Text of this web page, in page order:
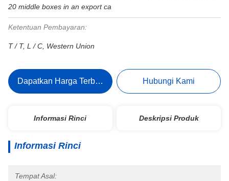
20 middle boxes in an export ca
Ketentuan Pembayaran:
T / T, L / C, Western Union
Dapatkan Harga Terbaik Hubungi Kami
Informasi Rinci Deskripsi Produk
Informasi Rinci
Tempat Asal: